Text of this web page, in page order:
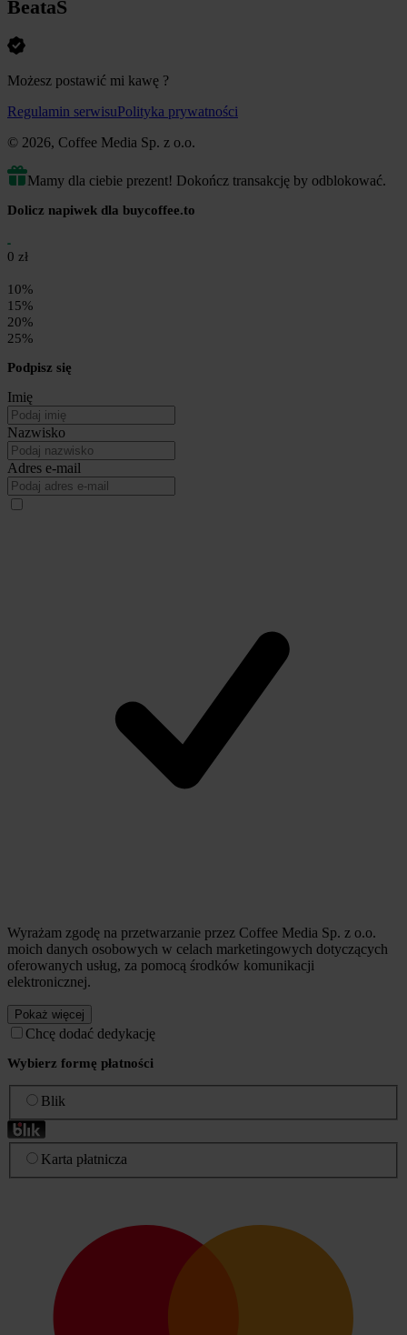
BeataS
Możesz postawić mi kawę ?
Regulamin serwisuPolityka prywatności
© 2026, Coffee Media Sp. z o.o.
Mamy dla ciebie prezent! Dokończ transakcję by odblokować.
Dolicz napiwek dla buycoffee.to
0 zł
10%
15%
20%
25%
Podpisz się
Imię
Nazwisko
Adres e-mail
Wyrażam zgodę na przetwarzanie przez Coffee Media Sp. z o.o.
moich danych osobowych w celach marketingowych dotyczących
oferowanych usług, za pomocą środków komunikacji
elektronicznej.
Pokaż więcej
Chcę dodać dedykację
Wybierz formę płatności
Blik
Karta płatnicza